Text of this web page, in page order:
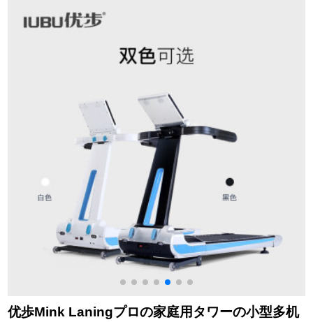
黒【速い発汗/】303
优歩Mink Laningプロの家庭用タワーの小型多机